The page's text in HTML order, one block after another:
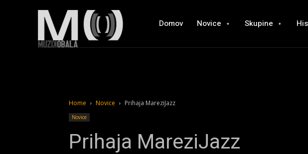
Domov Novice Skupine
Home Novice Prihaja MareziJazz
Novice
Prihaja MareziJazz